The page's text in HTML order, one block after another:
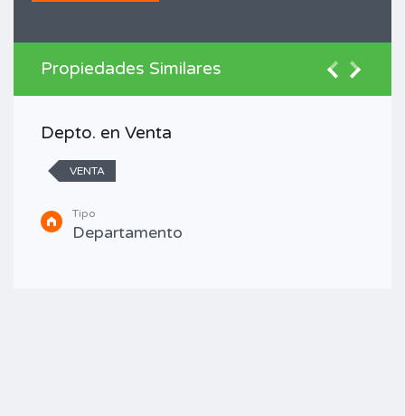
Propiedades Similares
Depto. en Venta
VENTA
Tipo
Departamento